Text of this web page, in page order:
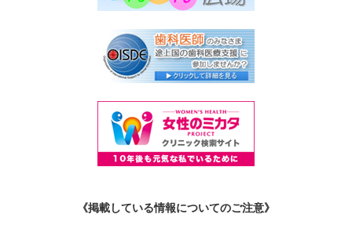
《掲載している情報についてのご注意》